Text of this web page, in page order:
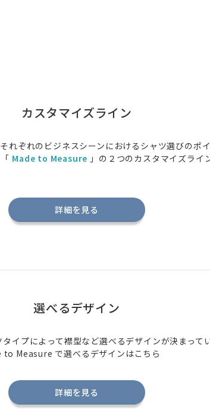
カスタマイズライン
れぞれのビジネスシーンにおけるシャツ選びのポ
Made to Measure 」の２つのカスタマイズライ
詳細を見る
選べるデザイン
イプによって襟型など選べるデザインが決まってい
to Measure で選べるデザインはこちら
詳細を見る